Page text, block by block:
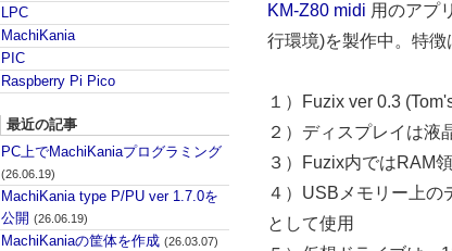
KM-Z80 midi 用のアプ
行環境)を製作中。特徴
１）Fuzix ver 0.3
２）ディスプレイは液
３）Fuzix内ではRAM
４）USBメモリー上の
として使用
LPC
MachiKania
PIC
Raspberry Pi Pico
最近の記事
PC上でMachiKaniaプログラミング
(26.06.19)
MachiKania type P/PU ver 1.7.0を
公開 (26.06.19)
MachiKaniaの筐体を作成 (26.03.07)